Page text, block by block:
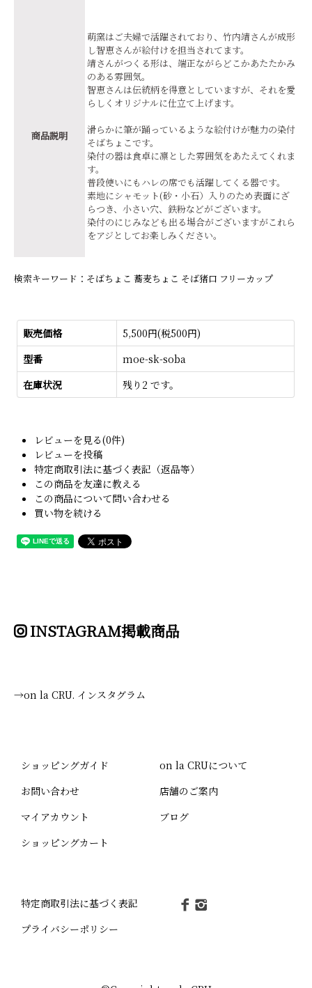
商品説明
萌窯はご夫婦で活躍されており、竹内靖さんが成形
し智恵さんが絵付けを担当されてます。
靖さんがつくる形は、端正ながらどこかあたたかみ
のある雰囲気。
智恵さんは伝統柄を得意としていますが、それを愛
らしくオリジナルに仕立て上げます。
滑らかに筆が踊っているような絵付けが魅力の染付
そばちょこです。
染付の器は食卓に凛とした雰囲気をあたえてくれま
す。
普段使いにもハレの席でも活躍してくる器です。
素地にシャモット(砂・小石）入りのため表面にざ
らつき、小さい穴、鉄粉などがございます。
染付のにじみなども出る場合がございますがこれら
をアジとしてお楽しみください。
検索キーワード：そばちょこ 蕎麦ちょこ そば猪口 フリーカップ
販売価格
5,500円(税500円)
型番
moe-sk-soba
在庫状況
残り2 です。
レビューを見る(0件)
レビューを投稿
特定商取引法に基づく表記（返品等）
この商品を友達に教える
この商品について問い合わせる
買い物を続ける
INSTAGRAM掲載商品
→on la CRU. インスタグラム
ショッピングガイド
お問い合わせ
マイアカウント
ショッピングカート
on la CRUについて
店舗のご案内
ブログ
特定商取引法に基づく表記
プライバシーポリシー